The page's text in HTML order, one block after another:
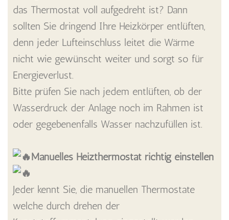
das Thermostat voll aufgedreht ist? Dann
sollten Sie dringend Ihre Heizkörper entlüften,
denn jeder Lufteinschluss leitet die Wärme
nicht wie gewünscht weiter und sorgt so für
Energieverlust.
Bitte prüfen Sie nach jedem entlüften, ob der
Wasserdruck der Anlage noch im Rahmen ist
oder gegebenenfalls Wasser nachzufüllen ist.
Manuelles Heizthermostat richtig einstellen
Jeder kennt Sie, die manuellen Thermostate
welche durch drehen der